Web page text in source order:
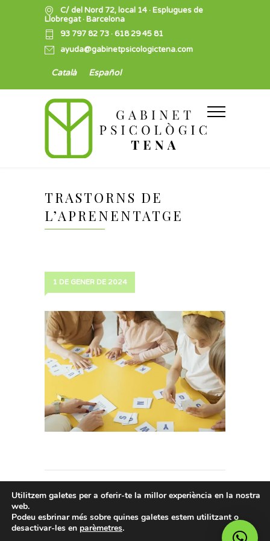
C/ del Nord 72, local 14 · Esplugues de
Llobregat · Barcelona
93 797 82 73 ·618 29 45 81
ayuda@gabinetpsicologictena.com
Català Español
TRASTORNS DE
L’APRENENTATGE
1 DE GENER DE 2024
© 2024 Gabinet Psicològic Tena. Tots
els drets reservats
Utilitzem galetes per a oferir-te la millor experiència en la nostra
web.
Podeu esbrinar més sobre quines galetes estem utilitzant o
desactivar-les en parèmetres.